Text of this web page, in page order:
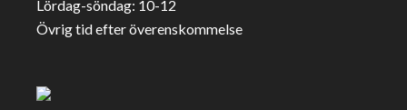
Lördag-söndag: 10-12
Övrig tid efter överenskommelse